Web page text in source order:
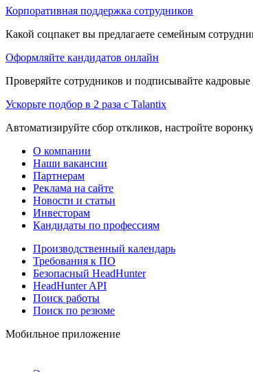
Корпоративная поддержка сотрудников
Какой соцпакет вы предлагаете семейным
Оформляйте кандидатов онлайн
Проверяйте сотрудников и подписывайте
Ускорьте подбор в 2 раза с Talantix
Автоматизируйте сбор откликов, настройте
О компании
Наши вакансии
Партнерам
Реклама на сайте
Новости и статьи
Инвесторам
Кандидаты по профессиям
Производственный календарь
Требования к ПО
Безопасный HeadHunter
HeadHunter API
Поиск работы
Поиск по резюме
Мобильное приложение